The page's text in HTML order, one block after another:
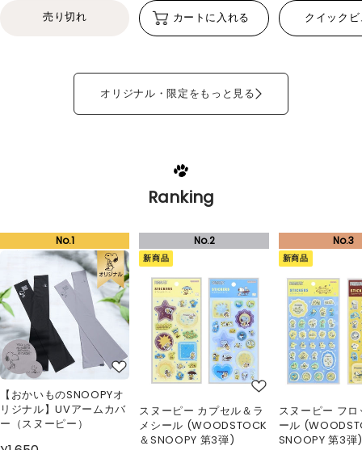
売り切れ カートに入れる クイック
オリジナル・限定をもっと見る
Ranking
【おかいものSNOOPYオ
リジナル】UVアームカバ
ー（スヌーピー）
新商品
スヌーピー カプセル＆ラ
メシール (WOODSTOCK
＆SNOOPY 第3弾)
新商品
スヌーピー フ
ール
SNOOPY 第3弾)